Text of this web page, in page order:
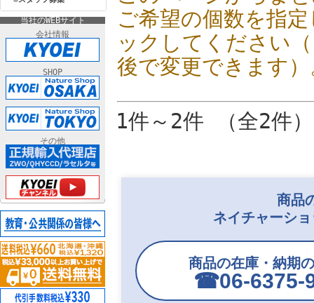
当社のWEBサイト
会社情報
SHOP
その他
ご希望の個数を指
ックしてください
後で変更できます
1件～2件 （全2件）
商品
ネイチャーシ
商品の在庫・納期
☎︎06-6375-